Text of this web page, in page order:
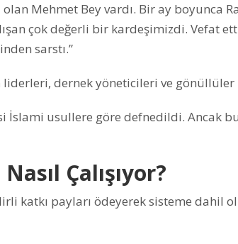
olan Mehmet Bey vardı. Bir ay boyunca
çok değerli bir kardeşimizdi. Vefat
sarstı.”
dernek yöneticileri ve gönüllüler
İslami usullere göre defnedildi. Ancak
Çalışıyor?
katkı payları ödeyerek sisteme dahil